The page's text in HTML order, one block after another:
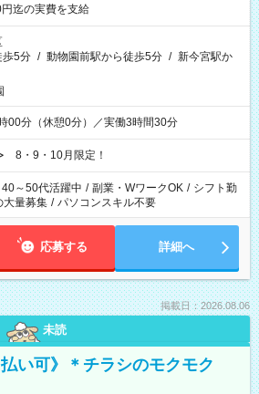
迄の実費を支給
歩5分 / 動物園前駅から徒歩5分 / 新今宮駅か
00分（休憩0分）／実働3時間30分
8・9・10月限定！
40～50代活躍中 / 副業・WワークOK / シフト勤
大量募集 / パソコンスキル不要
応募する 詳細へ
掲載日：2026.08.06
未読
い可》＊チラシのモクモク